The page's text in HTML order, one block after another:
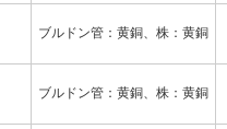
0.002
0.005
ブルドン管：黄銅、株：黄銅
ブルドン管：黄銅、株：黄銅